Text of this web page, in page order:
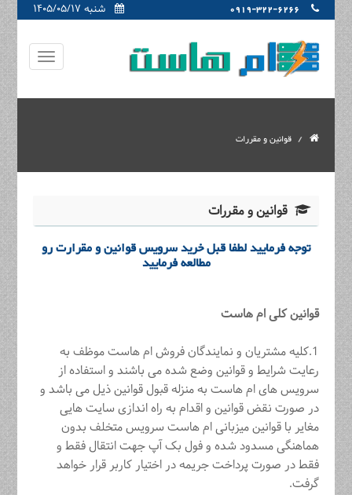
شنبه ۱۴۰۵/۰۵/۱۷ 0919-322-6266
قوانین و مقررات
قوانین و مقررات
توجه فرمایید لطفا قبل خرید سرویس قوانین و مقرارت رو
مطالعه فرمایید
قوانین کلی ام هاست
1.کلیه مشتریان و نمایندگان فروش ام هاست موظف به
رعایت شرایط و قوانین وضع شده می باشند و استفاده از
سرویس های ام هاست به منزله قبول قوانین ذیل می باشد و
در صورت نقض قوانین و اقدام به راه اندازی سایت هایی
مغایر با قوانین میزبانی ام هاست سرویس متخلف بدون
هماهنگی مسدود شده و فول بک آپ جهت انتقال فقط و
فقط در صورت پرداخت جریمه در اختیار کاربر قرار خواهد
گرفت.